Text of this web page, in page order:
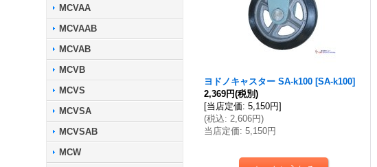
MCVAA
MCVAAB
MCVAB
MCVB
MCVS
MCVSA
MCVSAB
MCW
ヨドノキャスター SA-k100 [SA-k100]
2,369円(税別)
[当店定価: 5,150円]
(税込: 2,606円)
当店定価: 5,150円